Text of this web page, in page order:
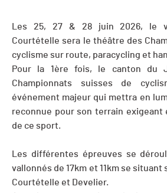
Les 25, 27 & 28 juin 2026, le
Courtételle sera le théâtre des
cyclisme sur route, paracycling et
Pour la 1ère fois, le canton du
Championnats suisses de
événement majeur qui mettra en
reconnue pour son terrain exigeant
de ce sport.
Les différentes épreuves se
vallonnés de 17km et 11km se situant
Courtételle et Develier.